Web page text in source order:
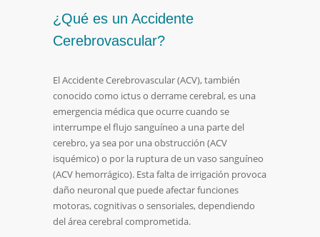
¿Qué es un Accidente
Cerebrovascular?
El Accidente Cerebrovascular (ACV), también
conocido como ictus o derrame cerebral, es una
emergencia médica que ocurre cuando se
interrumpe el flujo sanguíneo a una parte del
cerebro, ya sea por una obstrucción (ACV
isquémico) o por la ruptura de un vaso sanguíneo
(ACV hemorrágico). Esta falta de irrigación provoca
daño neuronal que puede afectar funciones
motoras, cognitivas o sensoriales, dependiendo
del área cerebral comprometida.